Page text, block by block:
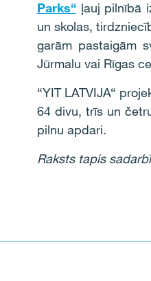
Parks“ ļauj pilnībā
un skolas,
garām pastaigām
Jūrmalu vai Rīgas
“YIT LATVIJA“
64 divu, trīs un
pilnu apdari.
Raksts tapis